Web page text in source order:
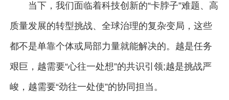
当下，我们面临着科技创新的“卡脖子”难题、高
质量发展的转型挑战、全球治理的复杂变局，这些
都不是单靠个体或局部力量就能解决的。越是任务
艰巨，越需要“心往一处想”的共识引领;越是挑战严
峻，越需要“劲往一处使”的协同担当。